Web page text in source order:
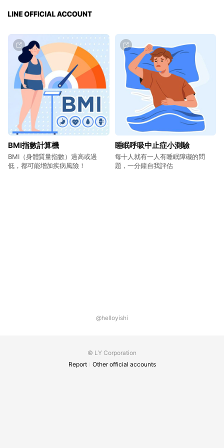
BMI指數計算機
BMI（身體質量指數）過高或過
低，都可能增加疾病風險！
睡眠呼吸中止症小測驗
每十人就有一人有睡眠障礙的問
題，一分鐘自我評估
@helloyishi
© LY Corporation
Report
Other official accounts